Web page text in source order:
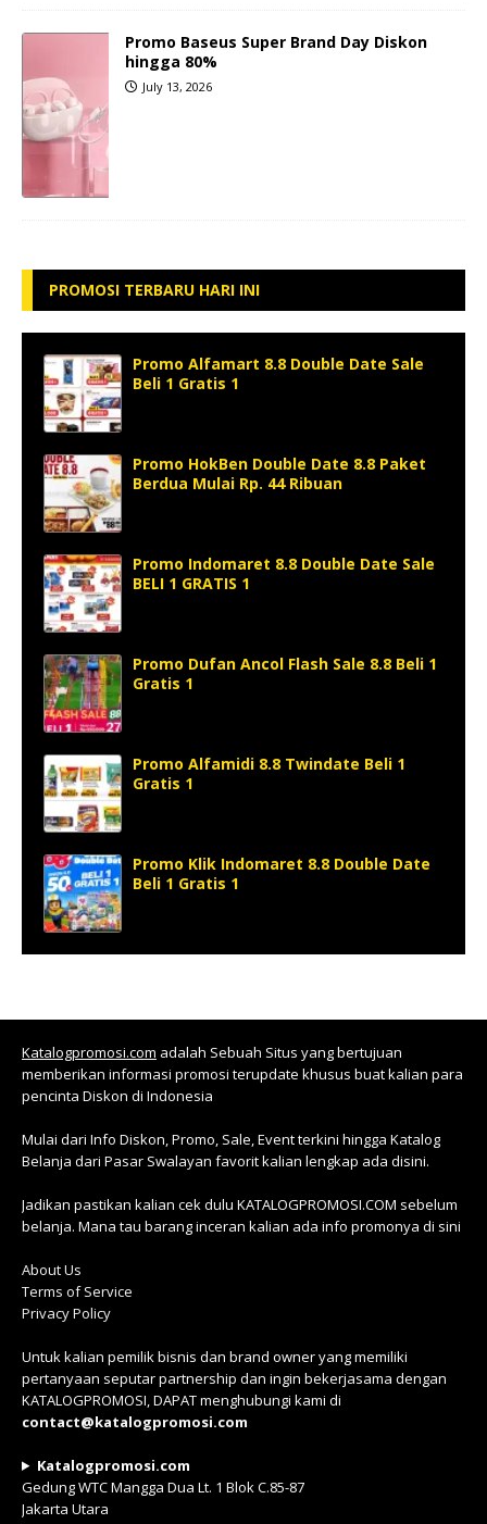
Promo Baseus Super Brand Day Diskon
hingga 80%
July 13, 2026
PROMOSI TERBARU HARI INI
Promo Alfamart 8.8 Double Date Sale
Beli 1 Gratis 1
Promo HokBen Double Date 8.8 Paket
Berdua Mulai Rp. 44 Ribuan
Promo Indomaret 8.8 Double Date Sale
BELI 1 GRATIS 1
Promo Dufan Ancol Flash Sale 8.8 Beli 1
Gratis 1
Promo Alfamidi 8.8 Twindate Beli 1
Gratis 1
Promo Klik Indomaret 8.8 Double Date
Beli 1 Gratis 1
Katalogpromosi.com adalah Sebuah Situs yang bertujuan
memberikan informasi promosi terupdate khusus buat kalian para
pencinta Diskon di Indonesia
Mulai dari Info Diskon, Promo, Sale, Event terkini hingga Katalog
Belanja dari Pasar Swalayan favorit kalian lengkap ada disini.
Jadikan pastikan kalian cek dulu KATALOGPROMOSI.COM sebelum
belanja. Mana tau barang inceran kalian ada info promonya di sini
About Us
Terms of Service
Privacy Policy
Untuk kalian pemilik bisnis dan brand owner yang memiliki
pertanyaan seputar partnership dan ingin bekerjasama dengan
KATALOGPROMOSI, DAPAT menghubungi kami di
contact@katalogpromosi.com
Katalogpromosi.com
Gedung WTC Mangga Dua Lt. 1 Blok C.85-87
Jakarta Utara